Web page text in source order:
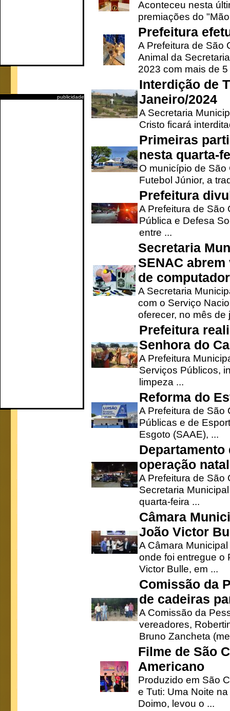
publicidade
Aconteceu nesta
premiações do
Prefeitura
A Prefeitura de São
Animal da
2023 com mais de 5
Interdição de
Janeiro/2024
A Secretaria
Cristo ficará
Primeiras
nesta quarta-
O município de
Futebol Júnior, a
Prefeitura
A Prefeitura de São
Pública e Defesa
entre ...
Secretaria
SENAC
de
A Secretaria
com o Serviço
oferecer, no mês de
Prefeitura
Senhora do
A Prefeitura
Serviços Públicos,
limpeza ...
Reforma do
A Prefeitura de São
Públicas e de
Esgoto (SAAE), ...
operação
A Prefeitura de São
Secretaria
quarta-feira ...
Câmara
João Victor
A Câmara
onde foi entregue o
Victor Bulle, em ...
Comissão da
de cadeiras
A Comissão da
vereadores,
Bruno Zancheta
Filme de São
Americano
Produzido em São
e Tuti: Uma Noite
Doimo, levou o ...